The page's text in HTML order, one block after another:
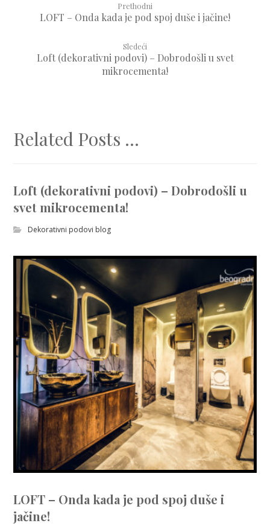
Prethodni
LOFT – Onda kada je pod spoj duše i jačine!
Sledeći
Loft (dekorativni podovi) – Dobrodošli u svet
mikrocementa!
Related Posts ...
Loft (dekorativni podovi) – Dobrodošli u
svet mikrocementa!
Dekorativni podovi blog
LOFT – Onda kada je pod spoj duše i
jačine!